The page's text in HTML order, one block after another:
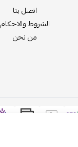
اتصل بنا
الشروط والاحكام
من نحن